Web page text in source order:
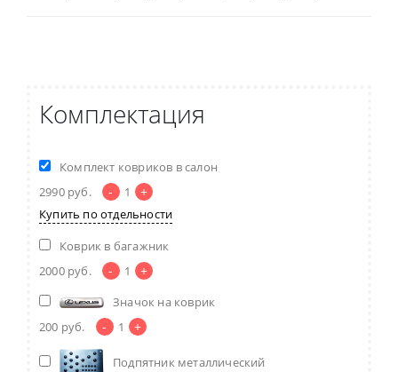
Комплектация
Комплект ковриков в салон
2990 руб. - 1 +
Купить по отдельности
Коврик в багажник
2000 руб. - 1 +
Значок на коврик
200 руб. - 1 +
Подпятник металлический